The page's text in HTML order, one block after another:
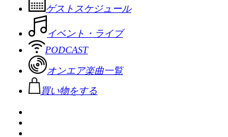
ゲストスケジュール
イベント・ライブ
PODCAST
オンエア楽曲一覧
買い物をする